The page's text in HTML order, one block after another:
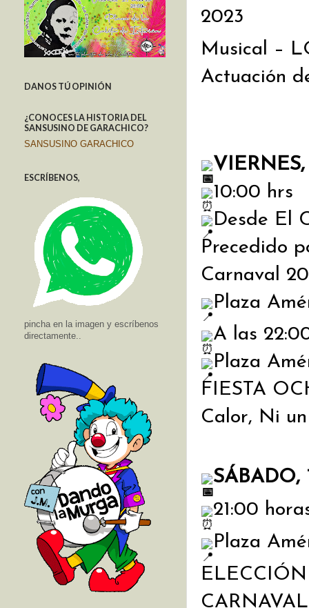
2023
Musical –
Actuación
10:00 hrs
Desde El
Precedido
Carnaval
Plaza
A las
Plaza
FIESTA
Calor, Ni
SÁBADO,
21:00
Plaza
DANOS TÚ OPINIÓN
¿CONOCES LA HISTORIA DEL
SANSUSINO DE GARACHICO?
SANSUSINO GARACHICO
ESCRÍBENOS,
pincha en la imagen y escríbenos
directamente..